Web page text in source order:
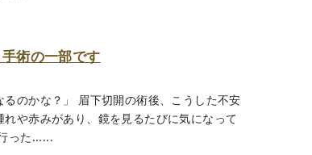
術の一部です
るのかな？」 眉下切開の術後、こうした不安
や赤みがあり、鏡を見るたびに気になって
った......